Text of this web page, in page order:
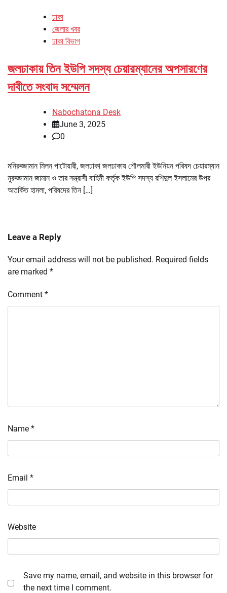
ঢাকা
জেলার খবর
ঢাকা বিভাগ
জলঢাকায় তিন ইউপি সদস্য চেয়ারম্যানের অপসারণের
দাবীতে সংবাদ সম্মেলন
Nabochatona Desk
June 3, 2025
0
মনিরুজ্জামান মিলন পাটোয়ারী, জলঢাকা জলঢাকায় শৌলমারী ইউনিয়ন পরিষদ চেয়ারম্যান
নুরুজ্জামান জামান ও তার সন্ত্রাসী বাহিনী কর্তৃক ইউপি সদস্য রশিদুল ইসলামের উপর
অতর্কিত হামলা, পরিষদের তিন […]
Leave a Reply
Your email address will not be published. Required fields
are marked *
Comment *
Name *
Email *
Website
Save my name, email, and website in this browser for
the next time I comment.